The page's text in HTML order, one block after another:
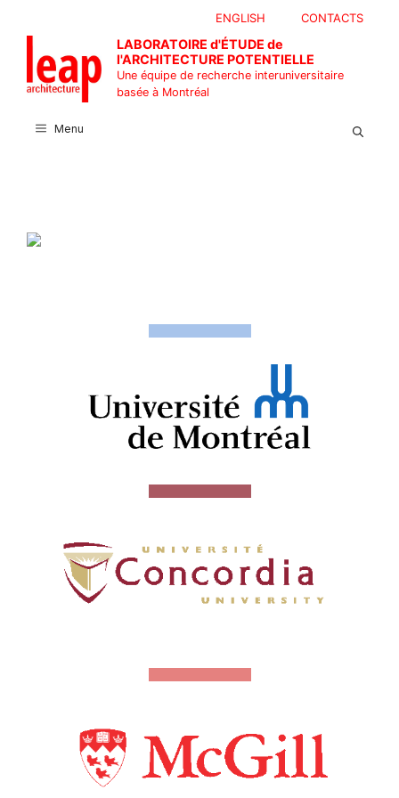
contenu
CONTACTS
ENGLISH
LABORATOIRE d'ÉTUDE de
l'ARCHITECTURE POTENTIELLE
Une équipe de recherche interuniversitaire
basée à Montréal
Menu